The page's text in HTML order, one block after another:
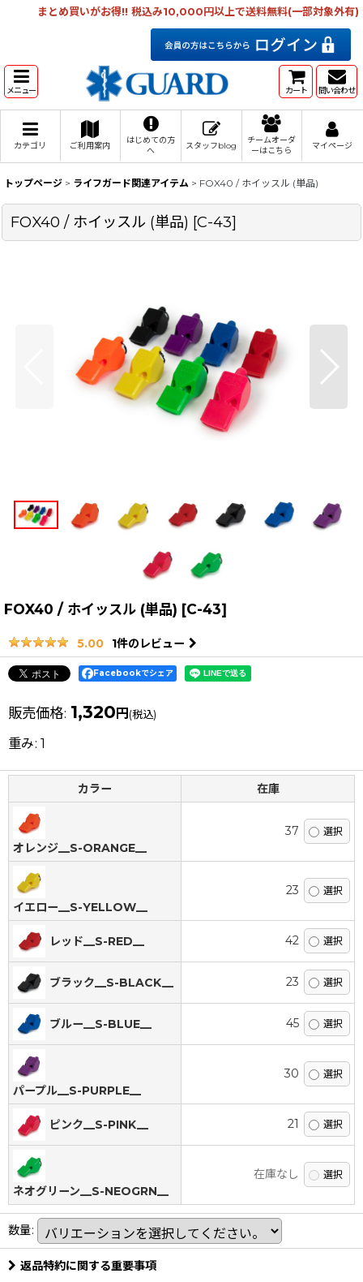
まとめ買いがお得!! 税込み10,000円以上で送料無料(一部対象外有)
メニュー カート 問い合わせ
カテゴリ ご利用案内
はじめての方
へ
スタッフblog
チームオーダ
ーはこちら
マイページ
トップページ > ライフガード関連アイテム > FOX40 / ホイッスル (単品)
FOX40 / ホイッスル (単品) [C-43]
FOX40 / ホイッスル (単品) [C-43]
5.00 1件のレビュー
Facebookでシェア
販売価格: 1,320 円 (税込)
重み: 1
カラー 在庫
オレンジ__S-ORANGE__
37
イエロー__S-YELLOW__
23
レッド__S-RED__ 42
ブラック__S-BLACK__ 23
ブルー__S-BLUE__ 45
パープル__S-PURPLE__
30
ピンク__S-PINK__ 21
ネオグリーン__S-NEOGRN__
在庫なし
数量:
返品特約に関する重要事項